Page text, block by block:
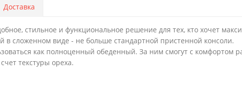
Доставка
стильное и функциональное решение для тех, кто хочет
в сложенном виде - не больше стандартной пристенной консоли.
как полноценный обеденный. За ним смогут с комфортом
текстуры ореха.